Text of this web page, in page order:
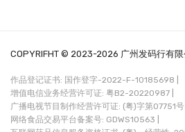
COPYRIFHT © 2023-2026 广州发码行有
作品登记证书: 国作登字-2022-F-10185698 |
增值电信业务经营许可证: 粤B2-20220987 |
广播电视节目制作经营许可证: (粤)字第07751号 |
网络食品交易平台备案号: GDWS10563 |